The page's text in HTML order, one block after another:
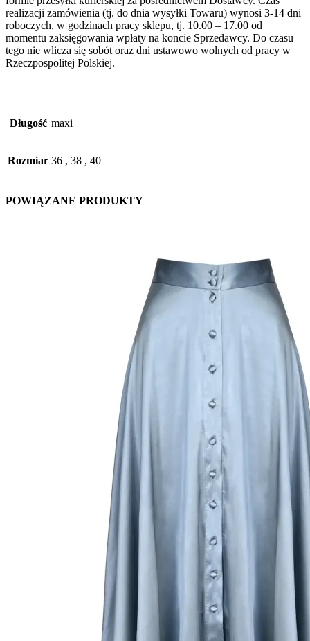
realizacji zamówienia (tj. do dnia wysyłki Towaru) wynosi 3-14 dni
roboczych, w godzinach pracy sklepu, tj. 10.00 – 17.00 od
momentu zaksięgowania wpłaty na koncie Sprzedawcy. Do czasu
tego nie wlicza się sobót oraz dni ustawowo wolnych od pracy w
Rzeczpospolitej Polskiej.
Długość maxi
Rozmiar 36 , 38 , 40
POWIĄZANE PRODUKTY